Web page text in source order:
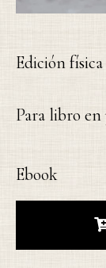
Edición física
Para libro
Ebook